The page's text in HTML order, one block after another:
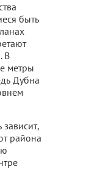
быть
В
метры
Дубна
района